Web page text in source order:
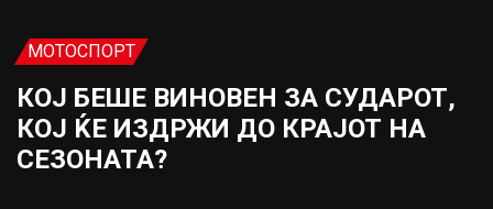
МОТОСПОРТ
КОЈ БЕШЕ ВИНОВЕН ЗА СУДАРОТ,
КОЈ ЌЕ ИЗДРЖИ ДО КРАЈОТ НА
СЕЗОНАТА?